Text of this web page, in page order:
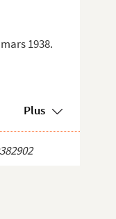
1938.
Plus